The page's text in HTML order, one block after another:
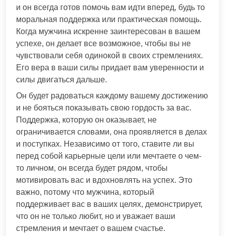
и он всегда готов помочь вам идти вперед, будь то
моральная поддержка или практическая помощь.
Когда мужчина искренне заинтересован в вашем
успехе, он делает все возможное, чтобы вы не
чувствовали себя одинокой в своих стремлениях.
Его вера в ваши силы придает вам уверенности и
силы двигаться дальше.
Он будет радоваться каждому вашему достижению
и не бояться показывать свою гордость за вас.
Поддержка, которую он оказывает, не
ограничивается словами, она проявляется в делах
и поступках. Независимо от того, ставите ли вы
перед собой карьерные цели или мечтаете о чем-
то личном, он всегда будет рядом, чтобы
мотивировать вас и вдохновлять на успех. Это
важно, потому что мужчина, который
поддерживает вас в ваших целях, демонстрирует,
что он не только любит, но и уважает ваши
стремления и мечтает о вашем счастье.